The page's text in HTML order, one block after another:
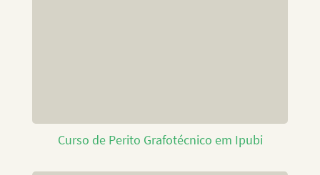
Curso de Perito Grafotécnico em Ipubi